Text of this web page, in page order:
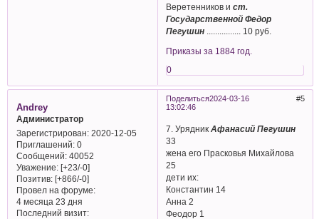
Веретенников ист.
Государственной Федор
Пегушин ................ 10 руб.
Приказы за 1884 год.
0
Поделиться 5
2024-03-16
13:02:46
Andrey
Администратор
Зарегистрирован: 2020-12-05
Приглашений:0
Сообщений:40052
Уважение: [+23/-0]
Позитив: [+866/-0]
Провел на форуме:
4 месяца 23 дня
Последний визит:
7. УрядникАфанасий Пегушин
33
жена его Прасковья Михайлова
25
дети их:
Константин 14
Анна 2
Феодор 1